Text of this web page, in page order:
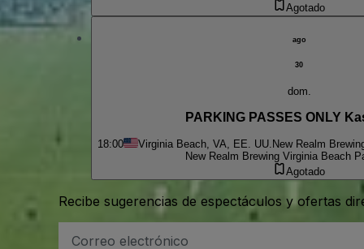
Agotado
ago
30
dom.
PARKING PASSES ONLY
18:00 Virginia Beach, VA, EE. UU. New Realm
New Realm Brewing Virginia Beach
Agotado
Recibe sugerencias de espectáculos y ofertas
de